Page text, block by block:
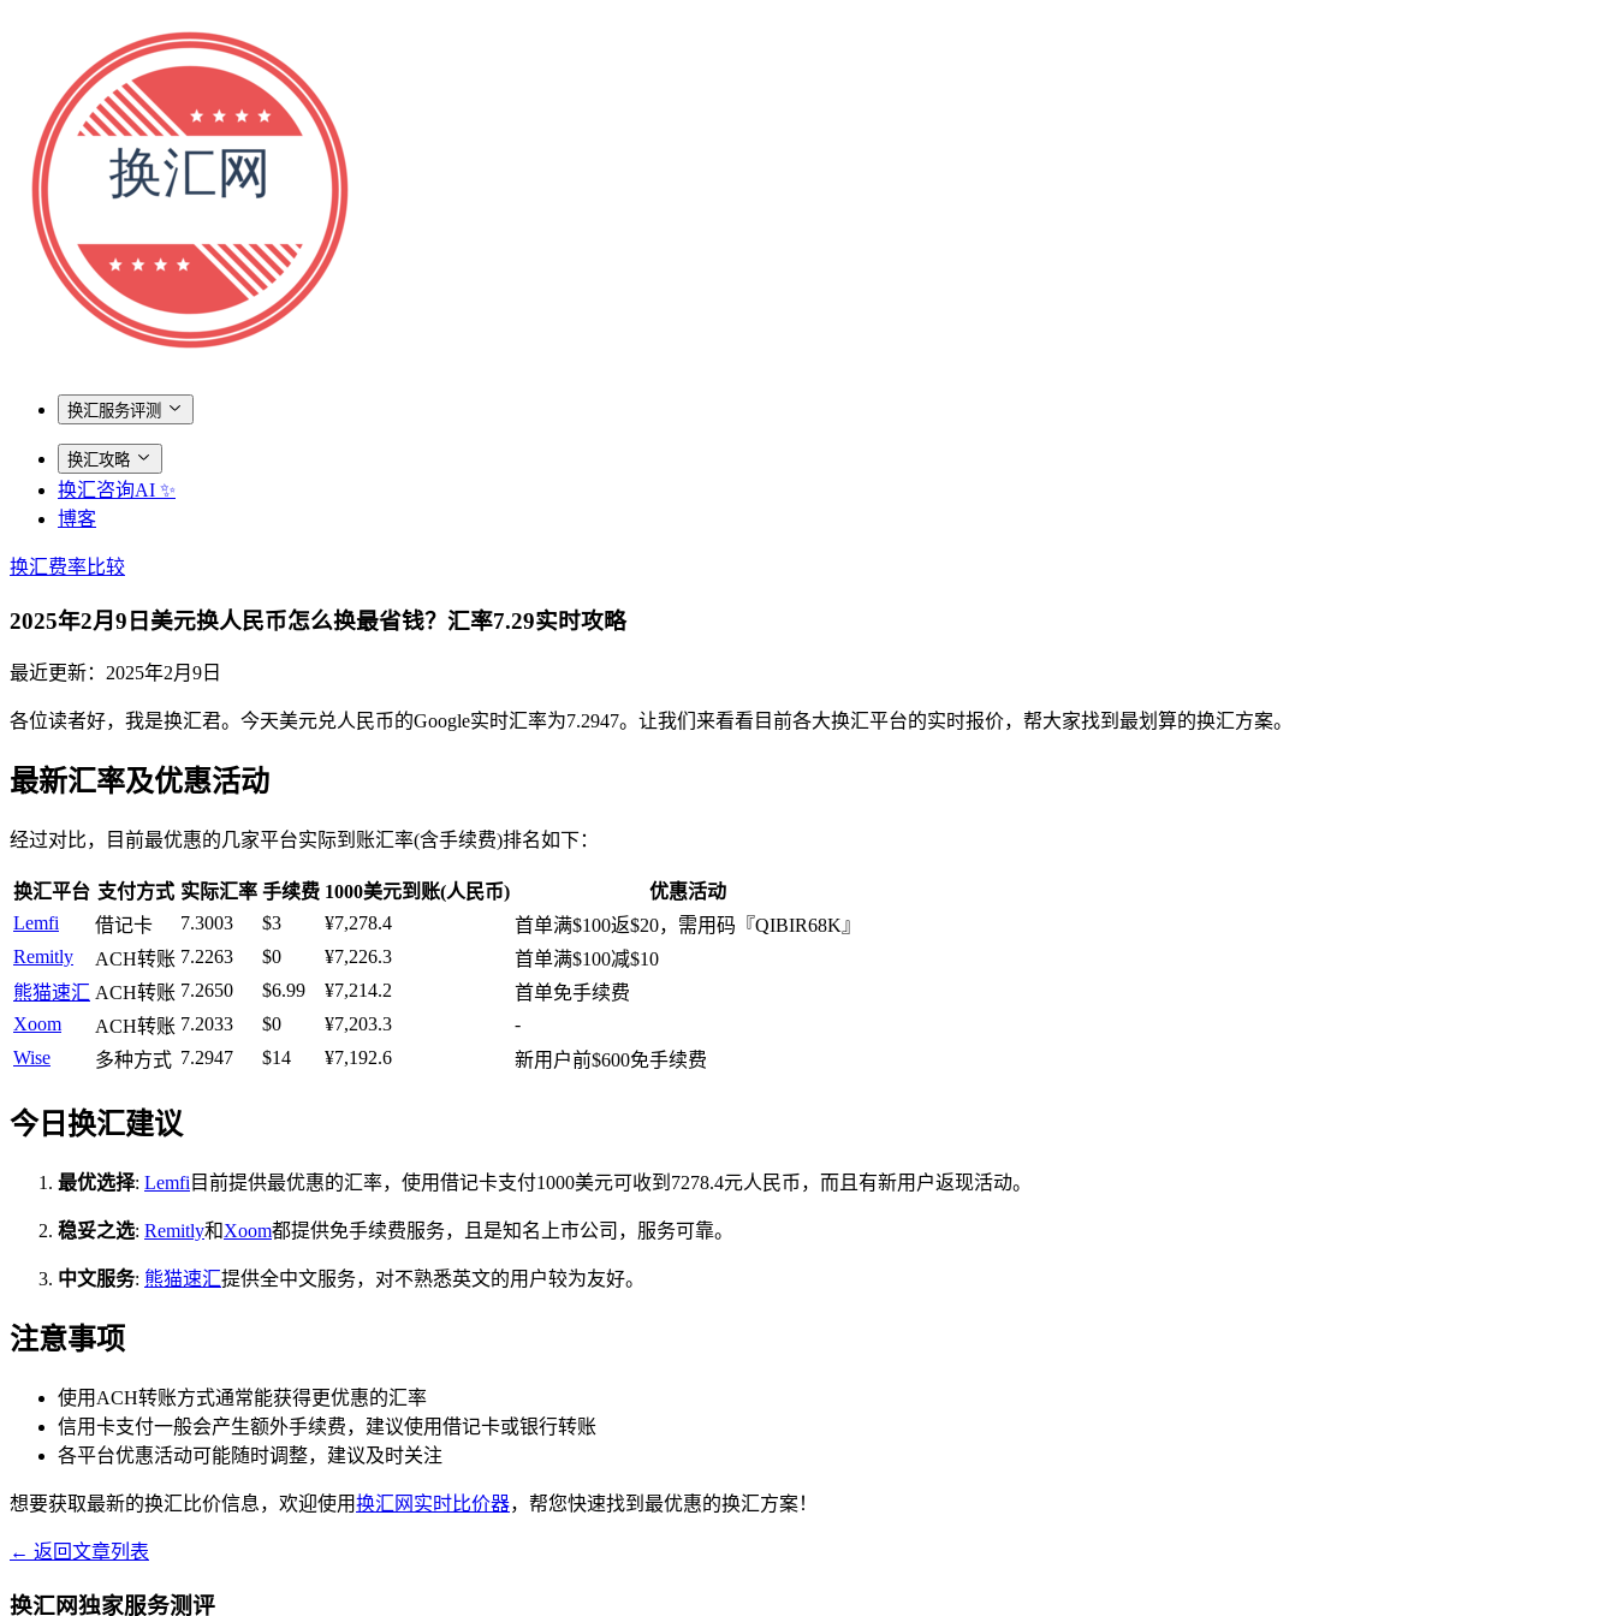
换汇服务评测
换汇攻略
换汇咨询AI ✨
博客
换汇费率比较
2025年2月9日美元换人民币怎么换最省钱？汇率7.29实时攻略
最近更新： 2025年2月9日
各位读者好，我是换汇君。今天美元兑人民币的Google实时汇率为7.2947。让我们来看看目前各大换汇平台的实时报价，帮大家找到最划算的换汇方案。
最新汇率及优惠活动
经过对比，目前最优惠的几家平台实际到账汇率(含手续费)排名如下：
换汇平台 支付方式 实际汇率 手续费 1000美元到账(人民币)
优惠活动
Lemfi
借记卡 7.3003 $3 ¥7,278.4
首单满$100返$20，需用码『QIBIR68K』
Remitly
ACH转账 7.2263 $0 ¥7,226.3
首单满$100减$10
熊猫速汇 ACH转账 7.2650 $6.99 ¥7,214.2
首单免手续费
Xoom
ACH转账 7.2033 $0 ¥7,203.3
-
Wise
多种方式 7.2947 $14 ¥7,192.6 新用户前$600免手续费
今日换汇建议
最优选择: Lemfi 目前提供最优惠的汇率，使用借记卡支付1000美元可收到7278.4元人民币，而且有新用户返现活动。
稳妥之选: Remitly和Xoom都提供免手续费服务，且是知名上市公司，服务可靠。
中文服务: 熊猫速汇提供全中文服务，对不熟悉英文的用户较为友好。
注意事项
使用ACH转账方式通常能获得更优惠的汇率
信用卡支付一般会产生额外手续费，建议使用借记卡或银行转账
各平台优惠活动可能随时调整，建议及时关注
想要获取最新的换汇比价信息，欢迎使用换汇网实时比价器，帮您快速找到最优惠的换汇方案！
← 返回文章列表
换汇网独家服务测评